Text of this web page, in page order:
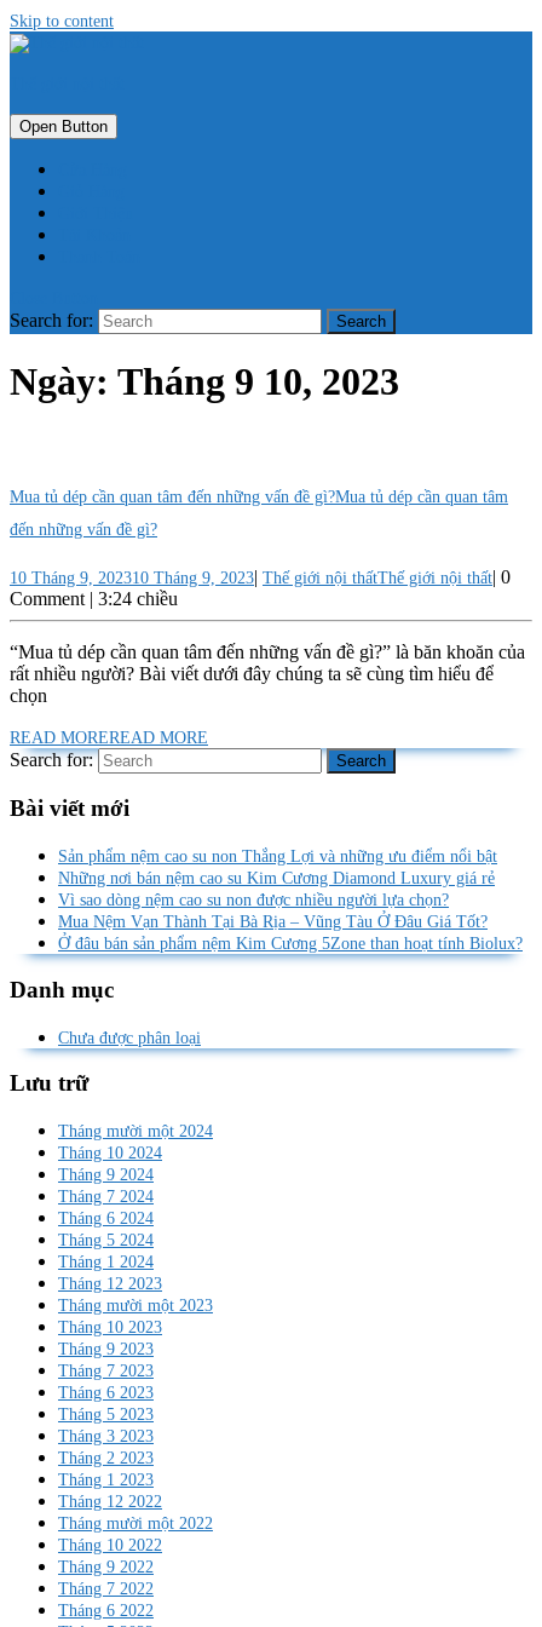
Skip to content
Open Button
Search for:
Ngày: Tháng 9 10, 2023
Mua tủ dép cần quan tâm đến những vấn đề gì?Mua tủ dép cần quan tâm
đến những vấn đề gì?
10 Tháng 9, 202310 Tháng 9, 2023| Thế giới nội thấtThế giới nội thất| 0
Comment | 3:24 chiều
“Mua tủ dép cần quan tâm đến những vấn đề gì?” là băn khoăn của
rất nhiều người? Bài viết dưới đây chúng ta sẽ cùng tìm hiểu để
chọn
READ MOREREAD MORE
Search for:
Bài viết mới
Sản phẩm nệm cao su non Thắng Lợi và những ưu điểm nổi bật
Những nơi bán nệm cao su Kim Cương Diamond Luxury giá rẻ
Vì sao dòng nệm cao su non được nhiều người lựa chọn?
Mua Nệm Vạn Thành Tại Bà Rịa – Vũng Tàu Ở Đâu Giá Tốt?
Ở đâu bán sản phẩm nệm Kim Cương 5Zone than hoạt tính Biolux?
Danh mục
Chưa được phân loại
Lưu trữ
Tháng mười một 2024
Tháng 10 2024
Tháng 9 2024
Tháng 7 2024
Tháng 6 2024
Tháng 5 2024
Tháng 1 2024
Tháng 12 2023
Tháng mười một 2023
Tháng 10 2023
Tháng 9 2023
Tháng 7 2023
Tháng 6 2023
Tháng 5 2023
Tháng 3 2023
Tháng 2 2023
Tháng 1 2023
Tháng 12 2022
Tháng mười một 2022
Tháng 10 2022
Tháng 9 2022
Tháng 7 2022
Tháng 6 2022